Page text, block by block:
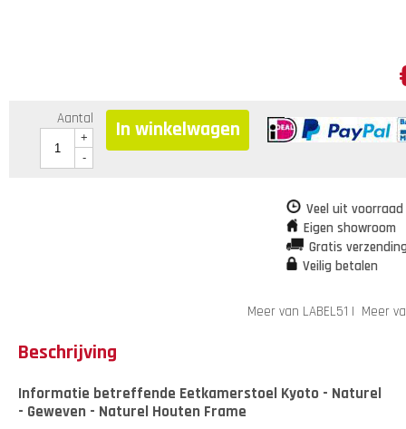
Aantal
+
-
In winkelwagen
Veel uit
Eigen showroom
Gratis
Veilig betalen
Meer van LABEL51 | Meer
Beschrijving
Informatie betreffende Eetkamerstoel Kyoto - Naturel
- Geweven - Naturel Houten Frame